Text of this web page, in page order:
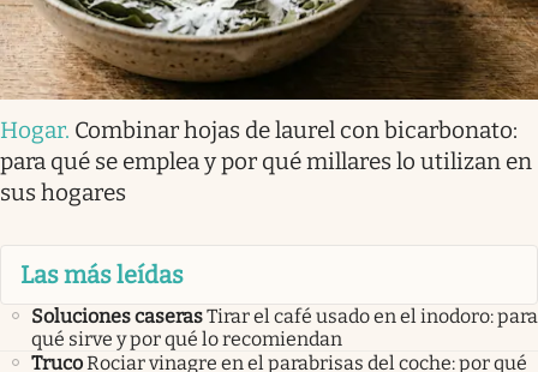
Hogar. Combinar hojas de laurel con bicarbonato:
para qué se emplea y por qué millares lo utilizan en
sus hogares
Las más leídas
Soluciones caserasTirar el café usado en el inodoro: para
qué sirve y por qué lo recomiendan
TrucoRociar vinagre en el parabrisas del coche: por qué